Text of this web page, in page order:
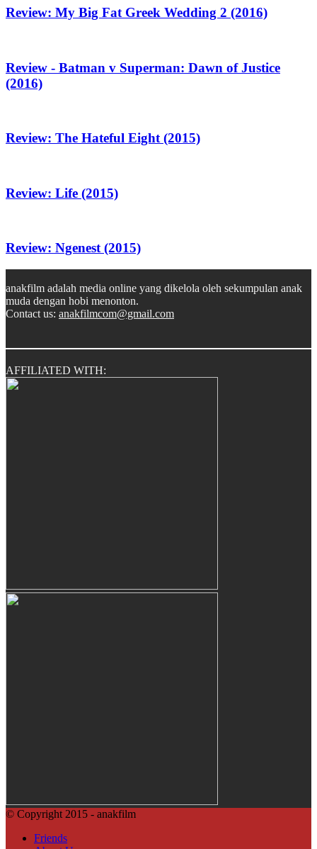
Review: My Big Fat Greek Wedding 2 (2016)
Review - Batman v Superman: Dawn of Justice
(2016)
Review: The Hateful Eight (2015)
Review: Life (2015)
Review: Ngenest (2015)
anakfilm adalah media online yang dikelola oleh sekumpulan anak
muda dengan hobi menonton.
Contact us: anakfilmcom@gmail.com
AFFILIATED WITH:
© Copyright 2015 - anakfilm
Friends